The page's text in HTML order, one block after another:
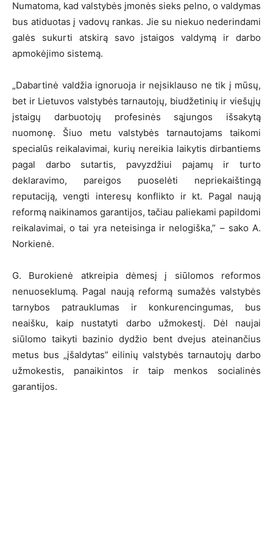
Numatoma, kad valstybės įmonės sieks pelno, o valdymas
bus atiduotas į vadovų rankas. Jie su niekuo nederindami
galės sukurti atskirą savo įstaigos valdymą ir darbo
apmokėjimo sistemą.
„Dabartinė valdžia ignoruoja ir neįsiklauso ne tik į mūsų,
bet ir Lietuvos valstybės tarnautojų, biudžetinių ir viešųjų
įstaigų darbuotojų profesinės sąjungos išsakytą
nuomonę. Šiuo metu valstybės tarnautojams taikomi
specialūs reikalavimai, kurių nereikia laikytis dirbantiems
pagal darbo sutartis, pavyzdžiui pajamų ir turto
deklaravimo, pareigos puoselėti nepriekaištingą
reputaciją, vengti interesų konflikto ir kt. Pagal naują
reformą naikinamos garantijos, tačiau paliekami papildomi
reikalavimai, o tai yra neteisinga ir nelogiška,” – sako A.
Norkienė.
G. Burokienė atkreipia dėmesį į siūlomos reformos
nenuoseklumą. Pagal naują reformą sumažės valstybės
tarnybos patrauklumas ir konkurencingumas, bus
neaišku, kaip nustatyti darbo užmokestį. Dėl naujai
siūlomo taikyti bazinio dydžio bent dvejus ateinančius
metus bus „įšaldytas” eilinių valstybės tarnautojų darbo
užmokestis, panaikintos ir taip menkos socialinės
garantijos.